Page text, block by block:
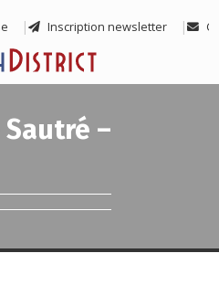
Inscription newsletter
–